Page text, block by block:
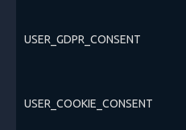
USER_GDPR_CONSENT
USER_COOKIE_CONSENT